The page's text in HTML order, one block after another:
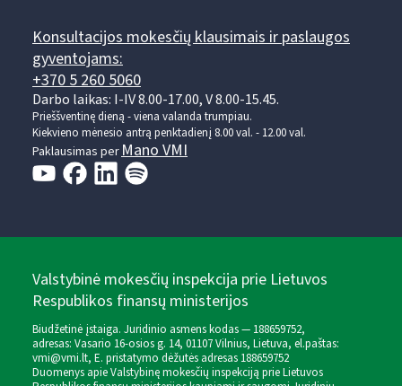
Konsultacijos mokesčių klausimais ir paslaugos
gyventojams:
+370 5 260 5060
Darbo laikas: I-IV 8.00-17.00, V 8.00-15.45.
Prieššventinę dieną - viena valanda trumpiau.
Kiekvieno mėnesio antrą penktadienį 8.00 val. - 12.00 val.
Paklausimas perMano VMI
Valstybinė mokesčių inspekcija prie Lietuvos
Respublikos finansų ministerijos
Biudžetinė įstaiga. Juridinio asmens kodas — 188659752,
adresas: Vasario 16-osios g. 14, 01107 Vilnius, Lietuva, el.paštas:
vmi@vmi.lt, E. pristatymo dėžutės adresas 188659752
Duomenys apie Valstybinę mokesčių inspekciją prie Lietuvos